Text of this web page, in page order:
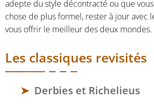
adepte du style décontracté ou que
chose de plus formel, rester à jour avec
vous offrir le meilleur des deux mondes.
Les classiques revisités
Derbies et Richelieus